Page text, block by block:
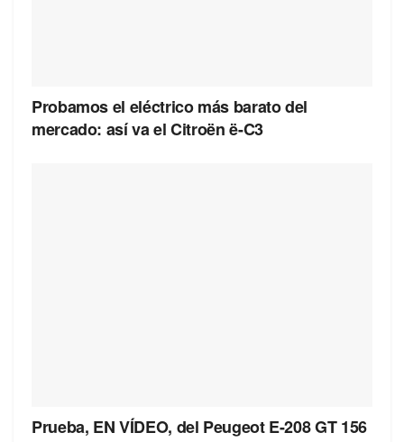
Probamos el eléctrico más barato del
mercado: así va el Citroën ë-C3
Prueba, EN VÍDEO, del Peugeot E-208 GT 156